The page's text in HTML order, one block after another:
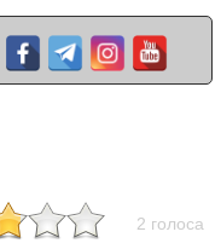
2 голоса